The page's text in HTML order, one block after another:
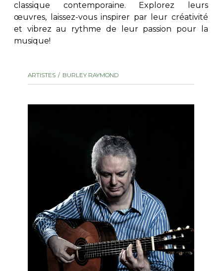
PARTITIONS POUR ENSEMBLES
Guitare et un autre
Musique de chambre
classique contemporaine. Explorez leurs
œuvres, laissez-vous inspirer par leur créativité
et vibrez au rythme de leur passion pour la
musique!
ARTISTES BURLEY RAYMOND